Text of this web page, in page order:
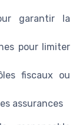
garantir la
pour limiter
fiscaux ou
assurances